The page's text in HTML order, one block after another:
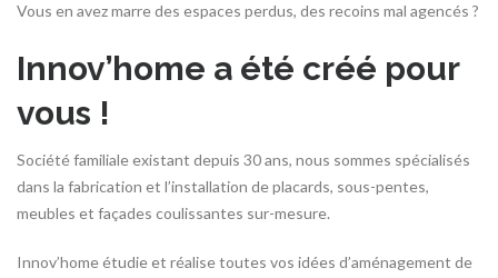
Vous en avez marre des espaces perdus, des recoins mal agencés ?
Innov’home a été créé pour
vous !
Société familiale existant depuis 30 ans, nous sommes spécialisés
dans la fabrication et l’installation de placards, sous-pentes,
meubles et façades coulissantes sur-mesure.
Innov’home étudie et réalise toutes vos idées d’aménagement de